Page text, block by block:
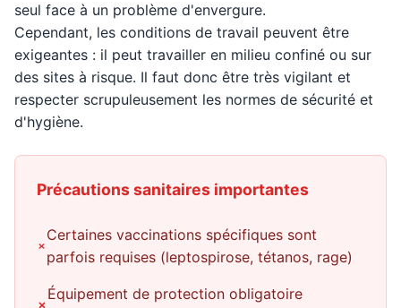
seul face à un problème d'envergure.
Cependant, les conditions de travail peuvent être
exigeantes : il peut travailler en milieu confiné ou sur
des sites à risque. Il faut donc être très vigilant et
respecter scrupuleusement les normes de sécurité et
d'hygiène.
Précautions sanitaires importantes
Certaines vaccinations spécifiques sont
parfois requises (leptospirose, tétanos, rage)
Équipement de protection obligatoire